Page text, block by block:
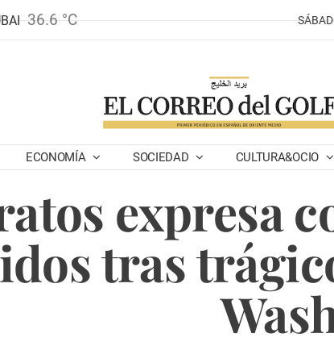
36.6 °C
ECONOMÍA SOCIEDAD CULTURA&OCIO
expresa
tras